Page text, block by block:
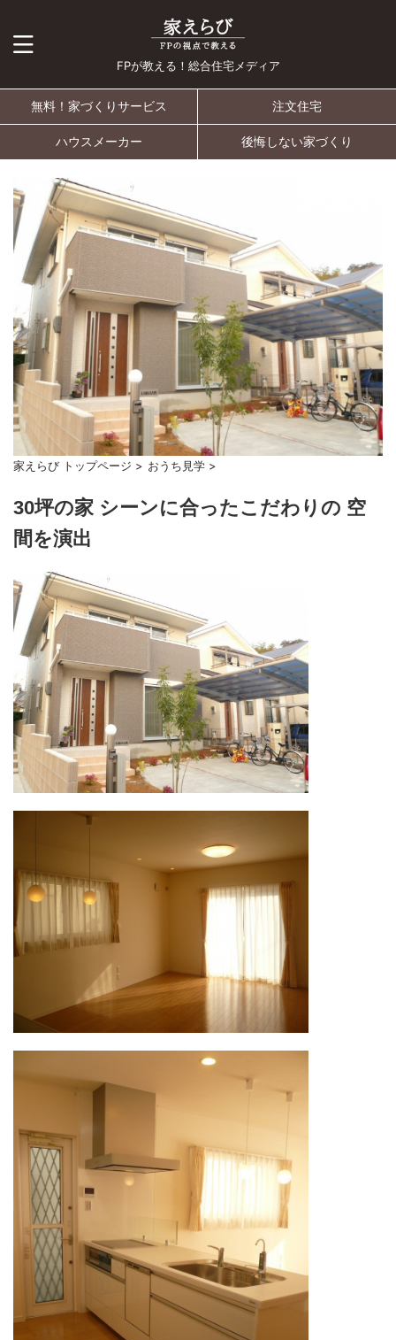
FPが教える！総合住宅メディア
無料！家づくりサービス 注文住宅
ハウスメーカー 後悔しない家づくり
家えらび トップページ > おうち見学 >
30坪の家 シーンに合ったこだわりの 空
間を演出